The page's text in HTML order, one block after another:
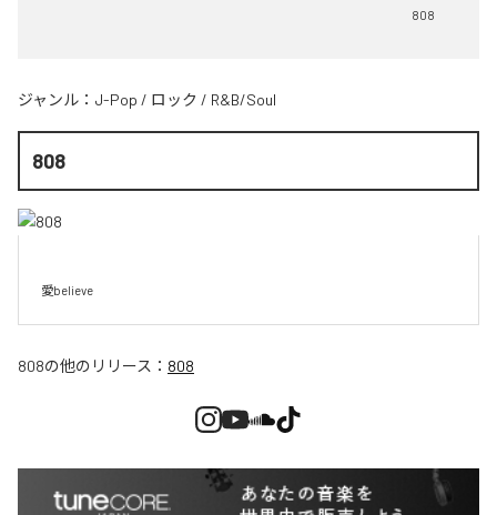
808
ジャンル： J-Pop / ロック / R&B/Soul
808
愛believe
808の他のリリース： 808